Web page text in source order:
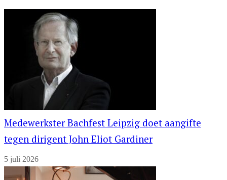
Medewerkster Bachfest Leipzig doet aangifte
tegen dirigent John Eliot Gardiner
5 juli 2026